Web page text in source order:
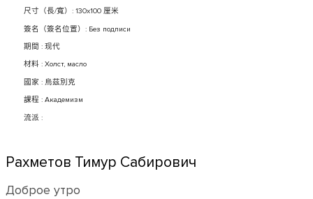
尺寸（長/寬）: 130x100 厘米
簽名（簽名位置）: Без подписи
期間 : 现代
材料 : Холст, масло
國家 : 烏茲別克
課程 : Академизм
流派 :
Рахметов Тимур Сабирович
Доброе утро